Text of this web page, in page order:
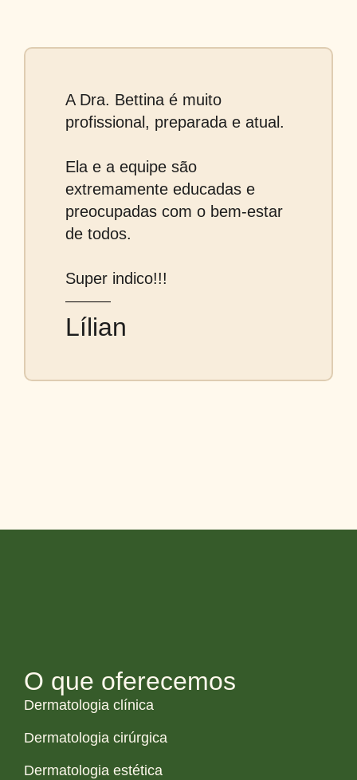
A Dra. Bettina é muito
profissional, preparada e atual.
Ela e a equipe são
extremamente educadas e
preocupadas com o bem-estar
de todos.
Super indico!!!
Lílian
O que oferecemos
Dermatologia clínica
Dermatologia cirúrgica
Dermatologia estética